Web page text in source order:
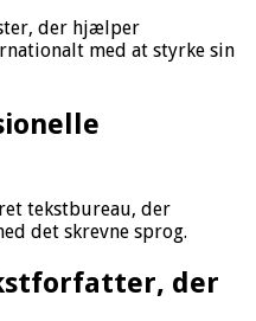
der hjælper
med at styrke sin
tekstbureau, der
det skrevne sprog.
der